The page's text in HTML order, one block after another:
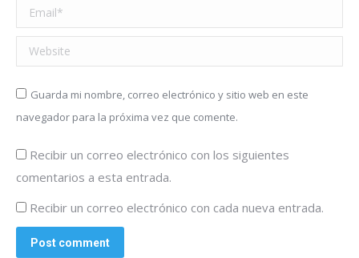
Email *
Website
Guarda mi nombre, correo electrónico y sitio web en este
navegador para la próxima vez que comente.
Recibir un correo electrónico con los siguientes
comentarios a esta entrada.
Recibir un correo electrónico con cada nueva entrada.
Post comment